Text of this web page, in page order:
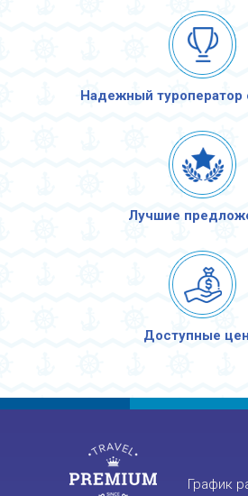
Надежный туроператор
Лучшие
Доступные
График